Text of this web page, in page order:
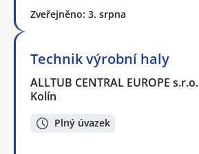
Zveřejněno: 3. srpna
Technik výrobní haly
ALLTUB CENTRAL EUROPE s.r.o.
Kolín
Plný úvazek